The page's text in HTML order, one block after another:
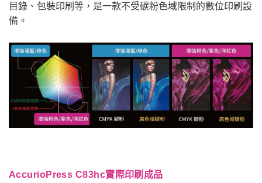
目錄、包裝印刷等，是一款不受碳粉色域限制的數位印刷設
備。
AccurioPress C83hc實際印刷成品